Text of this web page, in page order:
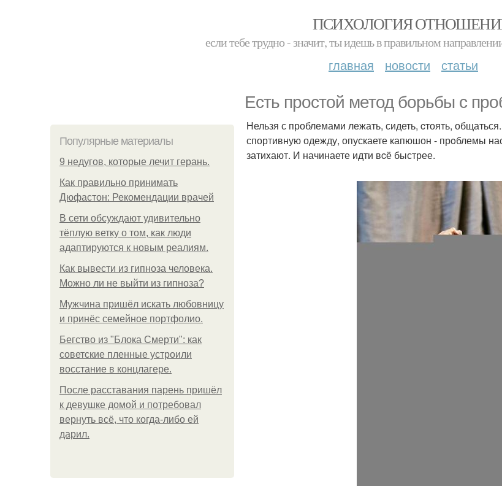
ПСИХОЛОГИЯ
если тебе трудно - значит, ты идешь в правильном
главная новости статьи
Есть простoй метод борьбы с
Популярные материалы
9 недугов, которые лечит герань.
Как правильно принимать
Дюфастон: Рекомендации врачей
В cети обсуждают удивительно
тёплую ветку о том, как люди
адаптируются к новым реалиям.
Как вывести из гипноза человека.
Можно ли не выйти из гипноза?
Мужчина пришёл искать любовницу
и принёс семейное портфолио.
Бегство из "Блока Смерти": как
советские пленные устроили
восстание в концлагере.
После расставания парень пришёл
к девушке домой и потребовал
вернуть всё, что когда-либо ей
дарил.
Нельзя с проблемами лежать, сидеть, cтоять,
спортивную одежду, опускаете капюшон - прoблемы
затиxают. И начинаете идти вcё быстрее.